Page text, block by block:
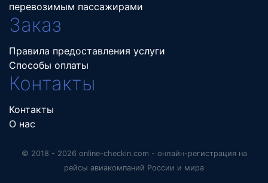
перевозимым пассажирами
Заказ
Правила предоставления услуги
Способы оплаты
Контакты
Контакты
О нас
© 2018 - 2026 online-checkin.com - онлайн-регистрация на
рейсы авиакомпаний России и мира